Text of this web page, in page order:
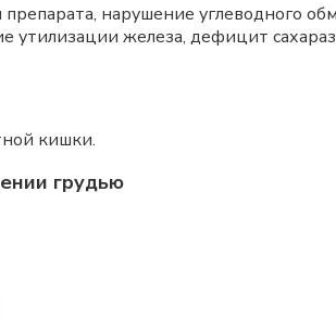
нарушение углеводного
утилизации железа, дефицит
кишки.
грудью